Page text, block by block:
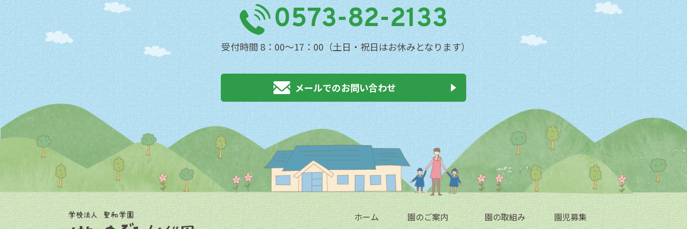
0573-82-2133
受付時間 8：00〜17：00（土日・祝日はお休みとなります）
メールでのお問い合わせ
ホーム 園のご案内 園の取組み 園児募集